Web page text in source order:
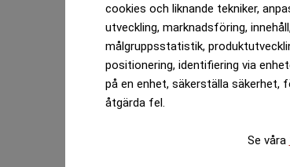
cookies och liknande tekniker,
utveckling, marknadsföring,
målgruppsstatistik,
positionering, identifiering via
på en enhet, säkerställa säkerhet,
åtgärda fel.
Se våra